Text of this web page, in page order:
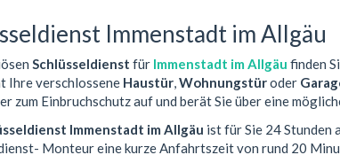
Immenstadt im Allgäu
Schlüsseldienst für Immenstadt im Allgäu finden
Ihre verschlossene Haustür,Wohnungstüroder
zum Einbruchschutz auf und berät Sie über eine
Immenstadt im Allgäu ist für Sie 24 Stunden
Monteur eine kurze Anfahrtszeit von rund 20